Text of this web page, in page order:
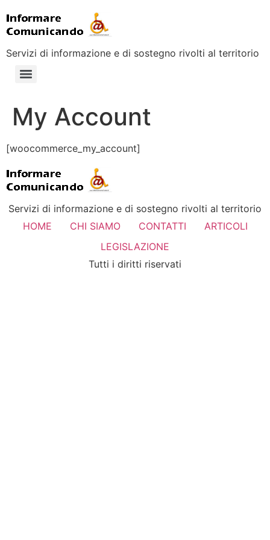
Servizi di informazione e di sostegno rivolti al territorio
My Account
[woocommerce_my_account]
Servizi di informazione e di sostegno rivolti al territorio
HOME
CHI SIAMO CONTATTI
ARTICOLI
LEGISLAZIONE
Tutti i diritti riservati